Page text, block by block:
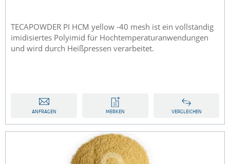
TECAPOWDER PI HCM yellow -40 mesh ist ein vollständig
imidisiertes Polyimid für Hochtemperaturanwendungen
und wird durch Heißpressen verarbeitet.
ANFRAGEN MERKEN VERGLEICHEN